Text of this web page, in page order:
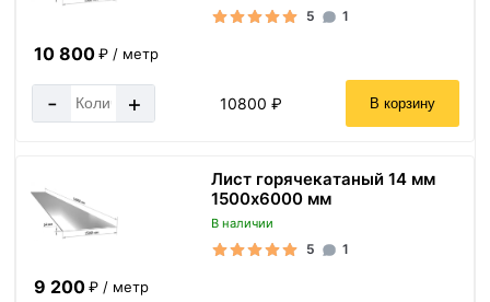
5 1
10 800₽ / метр
- + 10800 ₽ В корзину
Лист горячекатаный 14 мм
1500х6000 мм
В наличии
5 1
9 200₽ / метр